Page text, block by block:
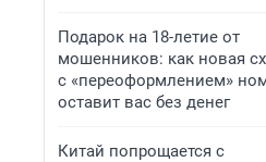
Подарок на 18-летие от
мошенников: как новая
с «переоформлением»
оставит вас без денег
Китай попрощается с